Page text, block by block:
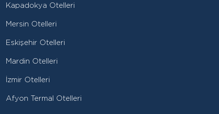
Kapadokya Otelleri
Mersin Otelleri
Eskişehir Otelleri
Mardin Otelleri
İzmir Otelleri
Afyon Termal Otelleri